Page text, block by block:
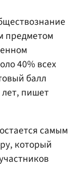
предметом
40% всех
балл
пишет
самым
который